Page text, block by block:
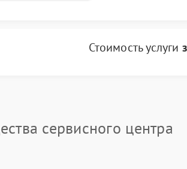
Стоимость услуги
сервисного центра